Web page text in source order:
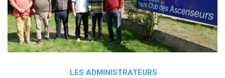
LES ADMINISTRATEURS